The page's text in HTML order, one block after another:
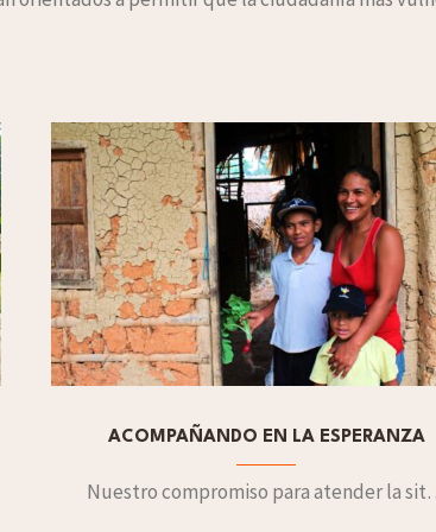
ACOMPAÑANDO EN LA ESPERANZA
Nuestro compromiso para atender la situación de emergencia